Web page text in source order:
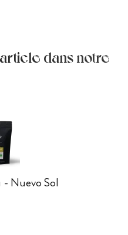
dans notre
Nuevo Sol